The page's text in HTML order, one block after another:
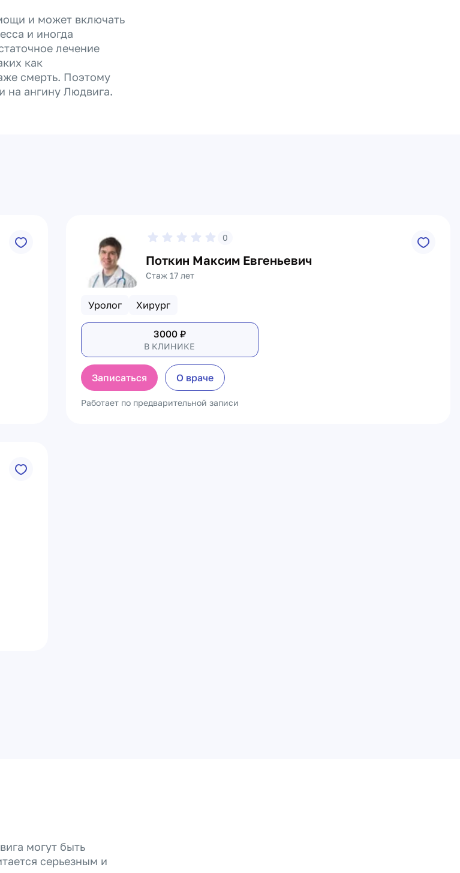
и может включать
и иногда
лечение
как
смерть. Поэтому
на ангину Людвига.
0
Поткин Максим Евгеньевич
Стаж 17 лет
Уролог Хирург
3000₽
В КЛИНИКЕ
Записаться О враче
Работает по предварительной записи
могут быть
серьезным и